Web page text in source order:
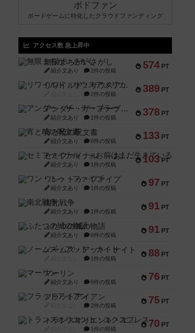
ボドファン
ボードゲームに特化したクラウドファンディング
アクセス数 急上昇中
574 PT
無限まちがいさがし
紹介文あり 2件の投稿
389 PT
リワイルド：サウスアメリカ
2件の投稿
378 PT
アンダー・ザ・テーブラー
紹介文あり 1件の投稿
133 PT
宵と暁の呪文書
紹介文あり 8件の投稿
103 PT
セミファイナル ～お前はまだ生きている～
紹介文あり 1件の投稿
97 PT
ワン・トゥ・ファイブ
紹介文あり 1件の投稿
91 PT
南北戦争
紹介文あり 1件の投稿
91 PT
ふたつの城の物語
紹介文あり 6件の投稿
88 PT
ノームズ・アット・ナイト
1件の投稿
76 PT
マーリン
紹介文あり 6件の投稿
75 PT
フラットアイアン
2件の投稿
70 PT
トランスオリエント・エクスプレス
1件の投稿